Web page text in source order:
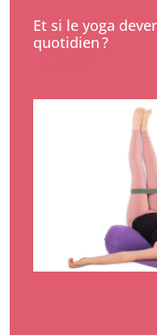
Et si le yoga
quotidien ?